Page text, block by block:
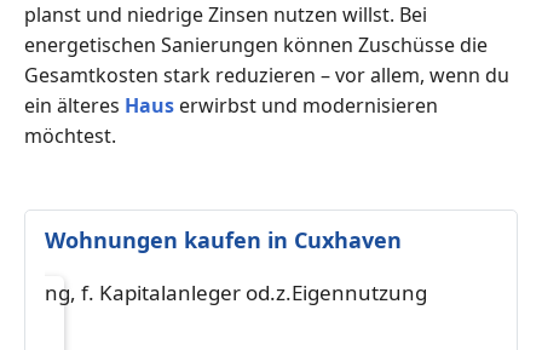
planst und niedrige Zinsen nutzen willst. Bei
energetischen Sanierungen können Zuschüsse die
Gesamtkosten stark reduzieren – vor allem, wenn du
ein älteres Haus erwirbst und modernisieren
möchtest.
Wohnungen kaufen in Cuxhaven